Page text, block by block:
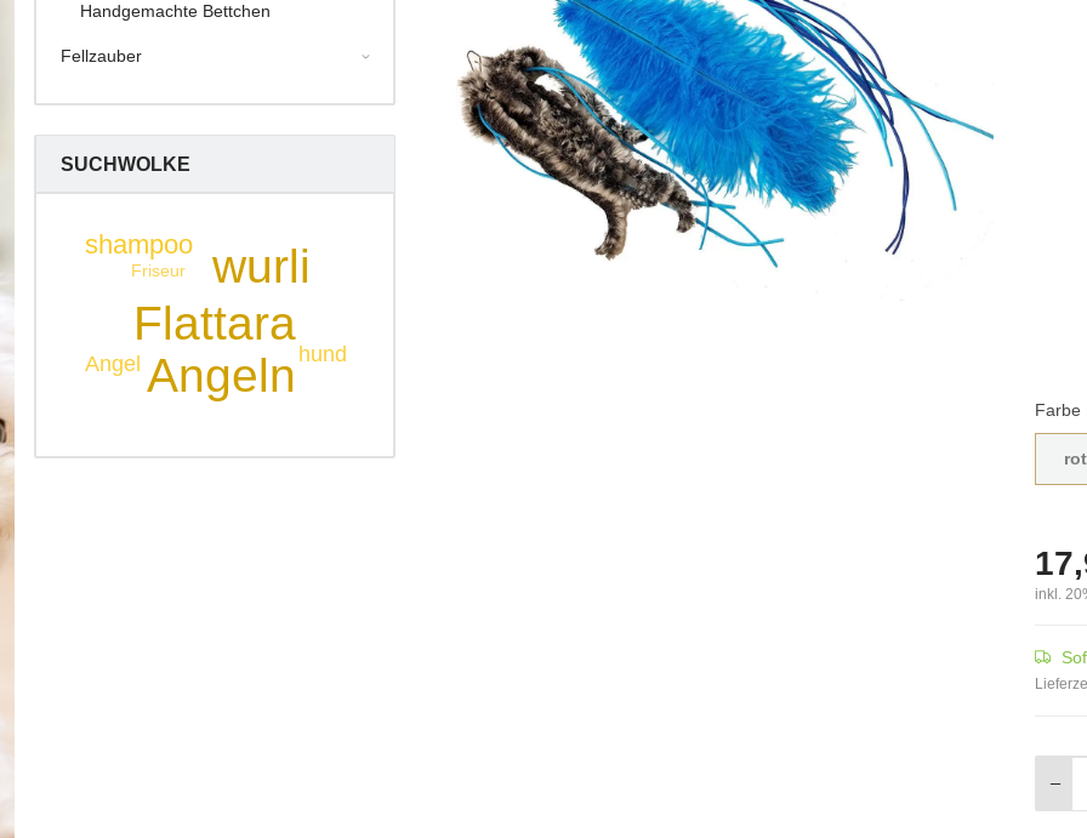
Farbe
rot
inkl.
Handgemachte Bettchen
Fellzauber
SUCHWOLKE
Flattara
Angeln
wurli
shampoo
Angel hund
Friseur